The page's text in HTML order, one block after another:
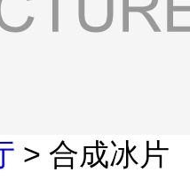
> 合成冰片